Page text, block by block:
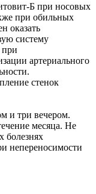
Б при носовых
при обильных
оказать
систему
при
артериального
стенок
и три вечером.
месяца. Не
болезнях
непереносимости